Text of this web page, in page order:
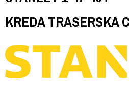
KREDA TRASERSKA